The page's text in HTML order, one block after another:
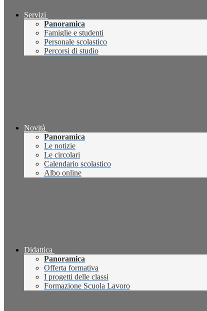
Servizi
Panoramica
Famiglie e studenti
Personale scolastico
Percorsi di studio
Novità
Panoramica
Le notizie
Le circolari
Calendario scolastico
Albo online
Didattica
Panoramica
Offerta formativa
I progetti delle classi
Formazione Scuola Lavoro